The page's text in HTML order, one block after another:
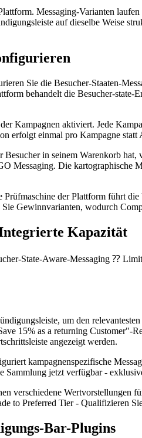
Messaging-Varianten
auf dieselbe Weise
Sie die Besucher-Staaten-
behandelt die Besucher-
Kampagnen aktiviert. Jede
einmal pro Kampagne
in seinem Warenkorb
Messaging. Die kartographische
der Plattform führt
Gewinnvarianten, wodurch
Kapazität
Aware-Messaging ⁇
um den
15% as a returning
angezeigt werden.
kampagnenspezifische
jetzt verfügbar -
verschiedene Wertvorstellungen
to Preferred Tier - Qualifizieren
Bar-Plugins